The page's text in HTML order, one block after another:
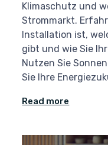
Klimaschutz und
Strommarkt.
Installation ist,
gibt und wie Sie
Nutzen Sie
Sie Ihre
Read more